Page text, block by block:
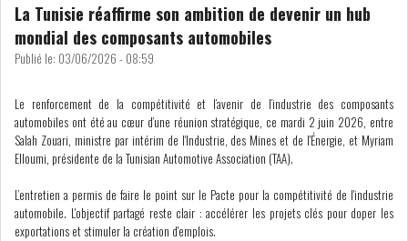
BOURSE DE TUNIS : UN BILAN
LE CMF ET LA BANQUE DE
FRANCE RENFORCENT...
OFFICEPLAST CHERCHE DEUX
ADMINISTRATEURS...
La Tunisie réaffirme son ambition de devenir un hub
mondial des composants automobiles
Publié le: 03/06/2026 - 08:59
Le renforcement de la compétitivité et l’avenir de l’industrie des composants
automobiles ont été au cœur d’une réunion stratégique, ce mardi 2 juin 2026, entre
Salah Zouari, ministre par intérim de l'Industrie, des Mines et de l'Énergie, et Myriam
Elloumi, présidente de la Tunisian Automotive Association (TAA).
L’entretien a permis de faire le point sur le Pacte pour la compétitivité de l'industrie
automobile. L'objectif partagé reste clair : accélérer les projets clés pour doper les
exportations et stimuler la création d'emplois.